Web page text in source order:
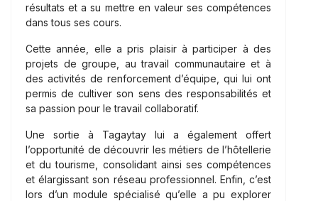
résultats et a su mettre en valeur ses compétences
dans tous ses cours.
Cette année, elle a pris plaisir à participer à des
projets de groupe, au travail communautaire et à
des activités de renforcement d’équipe, qui lui ont
permis de cultiver son sens des responsabilités et
sa passion pour le travail collaboratif.
Une sortie à Tagaytay lui a également offert
l’opportunité de découvrir les métiers de l’hôtellerie
et du tourisme, consolidant ainsi ses compétences
et élargissant son réseau professionnel. Enfin, c’est
lors d’un module spécialisé qu’elle a pu explorer